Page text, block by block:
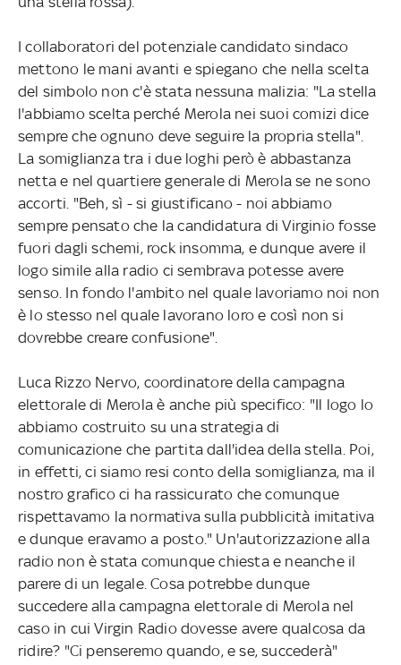
I collaboratori del potenziale candidato sindaco
mettono le mani avanti e spiegano che nella scelta
del simbolo non c'è stata nessuna malizia: "La stella
l'abbiamo scelta perché Merola nei suoi comizi dice
sempre che ognuno deve seguire la propria stella".
La somiglianza tra i due loghi però è abbastanza
netta e nel quartiere generale di Merola se ne sono
accorti. "Beh, sì - si giustificano - noi abbiamo
sempre pensato che la candidatura di Virginio fosse
fuori dagli schemi, rock insomma, e dunque avere il
logo simile alla radio ci sembrava potesse avere
senso. In fondo l'ambito nel quale lavoriamo noi non
è lo stesso nel quale lavorano loro e così non si
dovrebbe creare confusione".
Luca Rizzo Nervo, coordinatore della campagna
elettorale di Merola è anche più specifico: "Il logo lo
abbiamo costruito su una strategia di
comunicazione che partita dall'idea della stella. Poi,
in effetti, ci siamo resi conto della somiglianza, ma il
nostro grafico ci ha rassicurato che comunque
rispettavamo la normativa sulla pubblicità imitativa
e dunque eravamo a posto." Un'autorizzazione alla
radio non è stata comunque chiesta e neanche il
parere di un legale. Cosa potrebbe dunque
succedere alla campagna elettorale di Merola nel
caso in cui Virgin Radio dovesse avere qualcosa da
ridire? "Ci penseremo quando, e se, succederà"